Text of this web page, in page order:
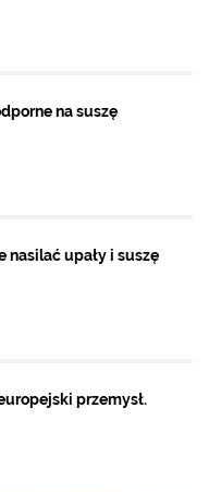
na suszę
nasilać upały i suszę
przemysł.